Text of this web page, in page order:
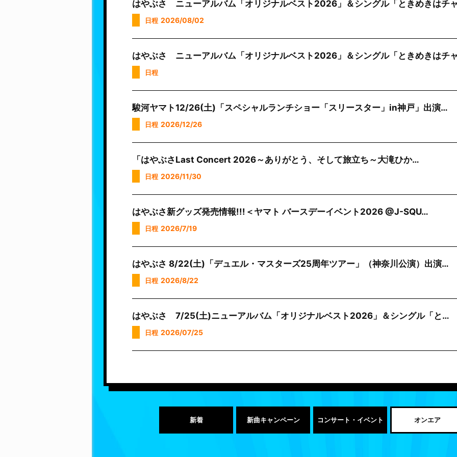
はやぶさ ニューアルバム「オリジナルベスト2026」＆シングル「ときめきはチ
日程 2026/08/02
はやぶさ ニューアルバム「オリジナルベスト2026」＆シングル「ときめきはチ
日程
駿河ヤマト12/26(土)「スペシャルランチショー「スリースター」in神戸」出演…
日程 2026/12/26
「はやぶさLast Concert 2026～ありがとう、そして旅立ち～大滝ひか…
日程 2026/11/30
はやぶさ新グッズ発売情報!!!＜ヤマト バースデーイベント2026 @J-SQU…
日程 2026/7/19
はやぶさ 8/22(土)「デュエル・マスターズ25周年ツアー」（神奈川公演）出演…
日程 2026/8/22
はやぶさ 7/25(土)ニューアルバム「オリジナルベスト2026」＆シングル「と…
日程 2026/07/25
新着 新曲キャンペーン コンサート・イベント オンエア